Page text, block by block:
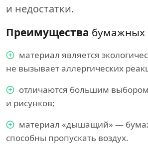
и недостатки.
Преимущества бумажных
материал является
не вызывает аллергических
отличаются большим выбором
и рисунков;
материал «дышащий» —
способны пропускать воздух.